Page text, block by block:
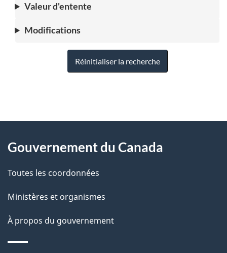
Valeur d'entente
Modifications
Réinitialiser la recherche
D
t
a
l
s
propos
ce
site
Gouvernement du Canada
Toutes les coordonnées
Ministères et organismes
À propos du gouvernement